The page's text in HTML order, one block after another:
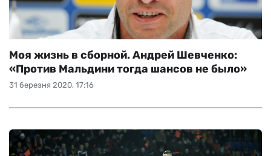
31 березня 2020, 17:16
Моя жизнь в сборной. Андрей Шевченко:
«Против Мальдини тогда шансов не было»